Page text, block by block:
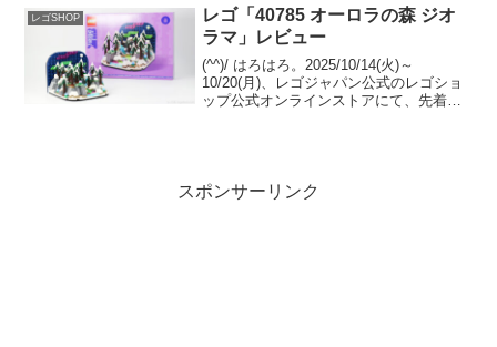
が、近日中にレゴショップの「レゴ製品
カタ...
レゴSHOP
レゴ「40785 オーロラの森 ジオ
ラマ」レビュー
(^^)/ はろはろ。2025/10/14(火)～
10/20(月)、レゴジャパン公式のレゴショ
ップ公式オンラインストアにて、先着で
スポンサーリンク